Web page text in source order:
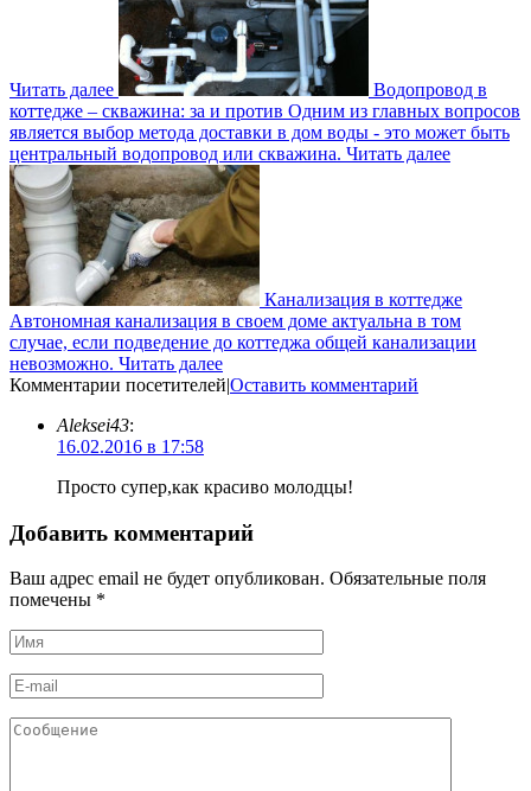
Читать далее
Водопровод в
коттедже – скважина: за и против Одним из главных вопросов
является выбор метода доставки в дом воды - это может быть
центральный водопровод или скважина. Читать далее
Канализация в коттедже
Автономная канализация в своем доме актуальна в том
случае, если подведение до коттеджа общей канализации
невозможно. Читать далее
Комментарии посетителей|Оставить комментарий
Aleksei43:
16.02.2016 в 17:58
Просто супер,как красиво молодцы!
Добавить комментарий
Ваш адрес email не будет опубликован. Обязательные поля
помечены *